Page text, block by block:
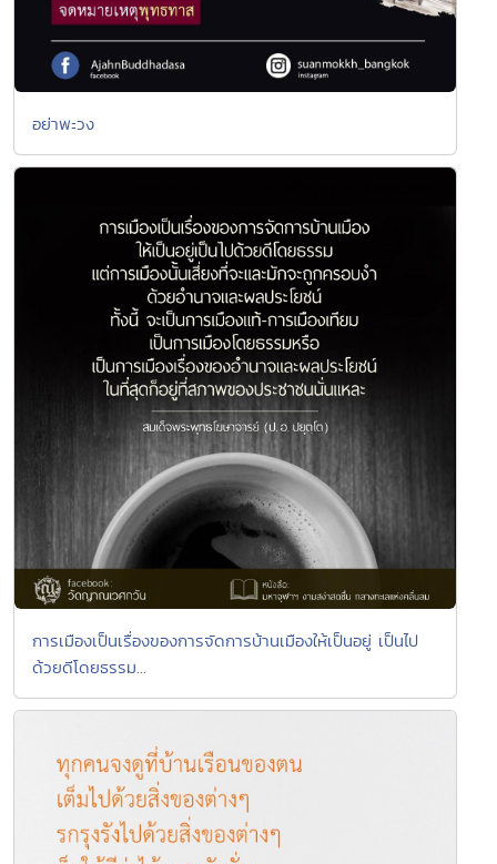
อย่าพะวง
การเมืองเป็นเรื่องของการจัดการบ้านเมืองให้เป็นอยู่ เป็นไป
ด้วยดีโดยธรรม...